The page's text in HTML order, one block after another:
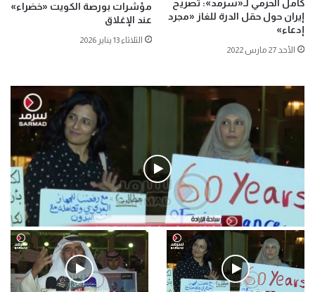
كامل الحرمي لـ«سرمد»: تصريح
إيران حول حقل الدرة للغاز «مجرد
إدعاء»
الأحد 27 مارس 2022
مؤشرات بورصة الكويت «خضراء»
عند الإغلاق
الثلاثاء 13 يناير 2026
فيديو
.وقفة احتجاجية رمزية لـ”#البدون” في ساحة الإرادة 4-5-2019.
الأحد 5 مايو 2019